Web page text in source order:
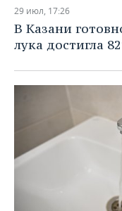
НЕФТЕХИМИЯ
НЕФТЬ
ОПК
РОЗНИЧНАЯ
НОВОСТИ
МЕРОПРИЯТИЯ
ВЫЕЗДНАЯ
БИЗНЕС-БРАНЧИ
ONLINE-
ХОККЕЙ
НОВОСТИ
ВЛАСТЬ
ФОТОГАЛЕРЕЯ
СЮЖЕТЫ
29 июл, 17:26
В Казани
лука достигла